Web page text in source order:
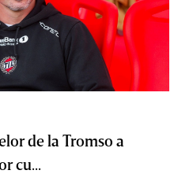
de la Tromso a
cu...